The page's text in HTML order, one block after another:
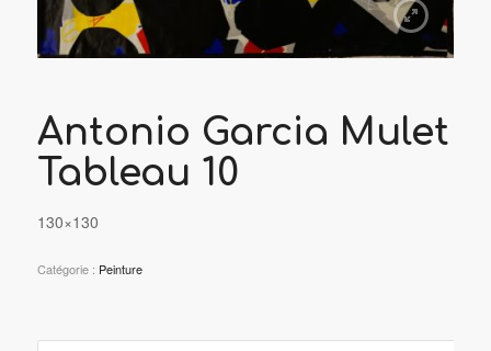
Antonio Garcia Mulet
Tableau 10
130×130
Catégorie : Peinture